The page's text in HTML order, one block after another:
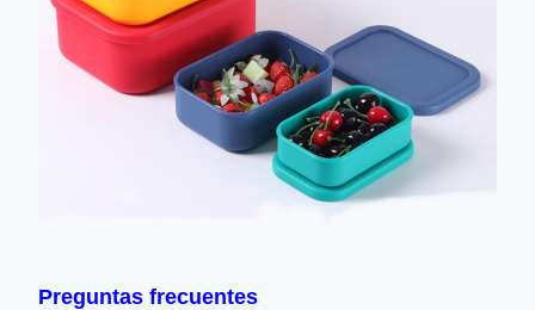
Preguntas frecuentes